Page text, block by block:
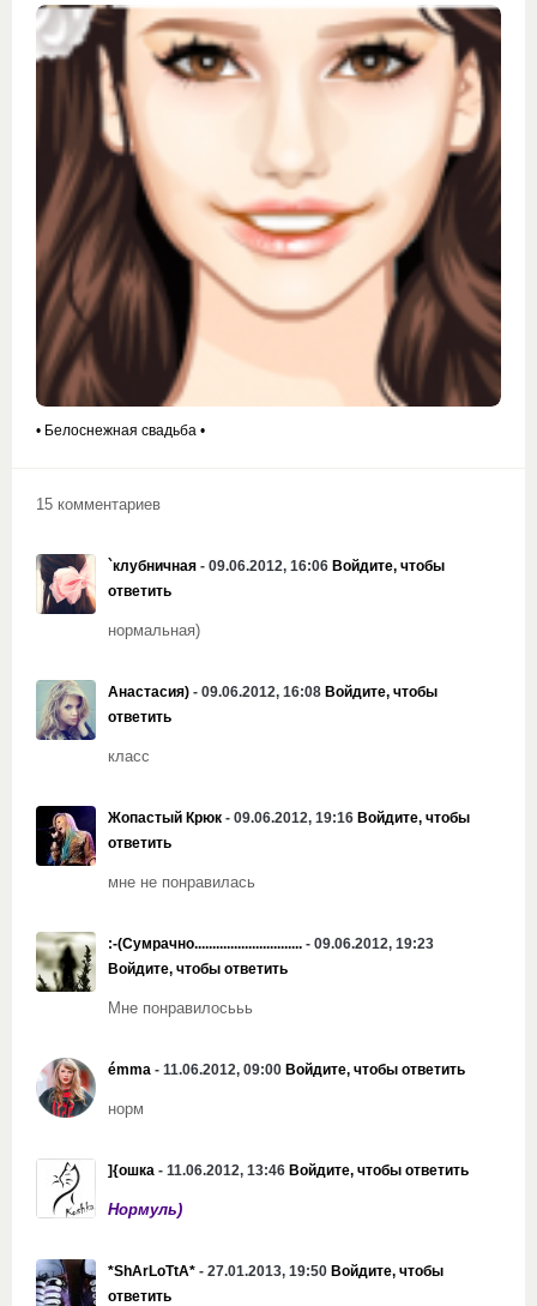
• Белоснежная свадьба •
15 комментариев
`клубничная - 09.06.2012, 16:06 Войдите, чтобы
ответить
нормальная)
Анастасия) - 09.06.2012, 16:08 Войдите, чтобы
ответить
класс
Жопастый Крюк - 09.06.2012, 19:16 Войдите, чтобы
ответить
мне не понравилась
:-(Сумрачно.............................. - 09.06.2012, 19:23
Войдите, чтобы ответить
Мне понравилосььь
émma - 11.06.2012, 09:00 Войдите, чтобы ответить
норм
]{ошка - 11.06.2012, 13:46 Войдите, чтобы ответить
Нормуль)
*ShArLoTtA* - 27.01.2013, 19:50 Войдите, чтобы
ответить